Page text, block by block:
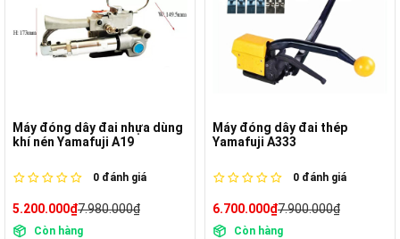
Máy đóng dây đai nhựa dùng
khí nén Yamafuji A19
0 đánh giá
5.200.000₫7.980.000₫
Còn hàng
Máy đóng dây đai thép
Yamafuji A333
0 đánh giá
6.700.000₫7.900.000₫
Còn hàng